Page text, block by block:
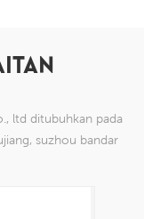
ltd ditubuhkan pada
suzhou bandar